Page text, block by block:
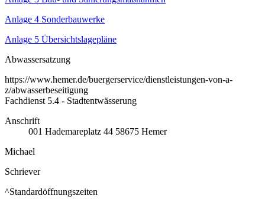
Anlage 4 Sonderbauwerke
Anlage 5 Übersichtslagepläne
Abwassersatzung
https://www.hemer.de/buergerservice/dienstleistungen-von-a-
z/abwasserbeseitigung
Fachdienst 5.4 - Stadtentwässerung
Anschrift
001 Hademareplatz 44 58675 Hemer
Michael
Schriever
^Standardöffnungszeiten